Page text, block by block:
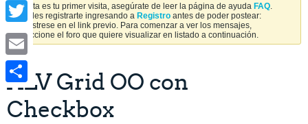
Si esta es tu primer visita, asegúrate de leer la página de ayuda FAQ.
Puedes registrarte ingresando a Registro antes de poder postear:
Regístrese en el link previo. Para comenzar a ver los mensajes,
seleccione el foro que quiere visualizar en listado a continuación.
ALV Grid OO con
Checkbox
Facebook
Twitter
Email